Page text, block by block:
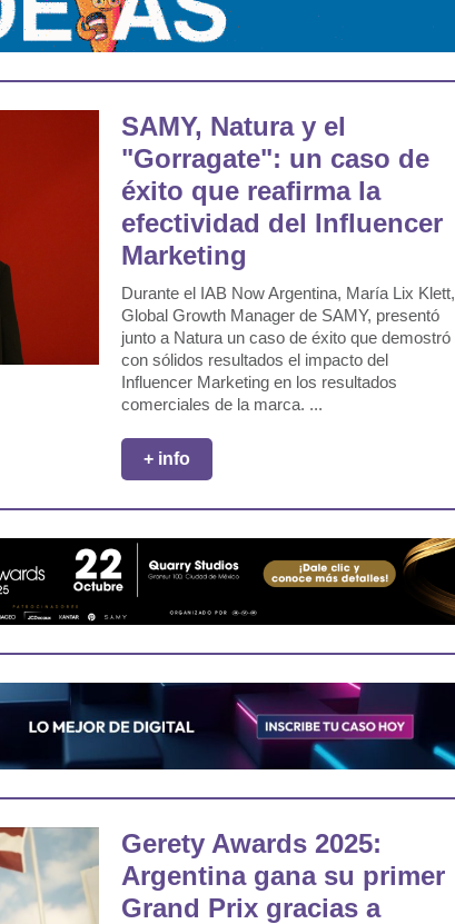
SAMY, Natura y el
"Gorragate": un caso de
éxito que reafirma la
efectividad del Influencer
Marketing
Durante el IAB Now Argentina, María Lix Klett,
Global Growth Manager de SAMY, presentó
junto a Natura un caso de éxito que demostró
con sólidos resultados el impacto del
Influencer Marketing en los resultados
comerciales de la marca. ...
+ info
Gerety Awards 2025:
Argentina gana su primer
Grand Prix gracias a